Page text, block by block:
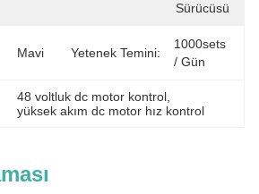
Sürücüsü
Mavi Yetenek Temini:
1000sets
/ Gün
48 voltluk dc motor kontrol
yüksek akım dc motor hız kontrol